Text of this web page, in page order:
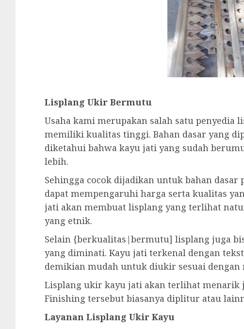
Lisplang Ukir Bermutu
Usaha kami merupakan salah satu penyedia
memiliki kualitas tinggi. Bahan dasar yang
diketahui bahwa kayu jati yang sudah
lebih.
Sehingga cocok dijadikan untuk bahan
dapat mempengaruhi harga serta kualitas
jati akan membuat lisplang yang terlihat
yang etnik.
Selain {berkualitas|bermutu] lisplang juga
yang diminati. Kayu jati terkenal dengan
demikian mudah untuk diukir sesuai
Lisplang ukir kayu jati akan terlihat menarik
Finishing tersebut biasanya diplitur atau
Layanan Lisplang Ukir Kayu